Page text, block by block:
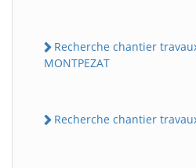
Recherche chantier
MONTPEZAT
Recherche chantier